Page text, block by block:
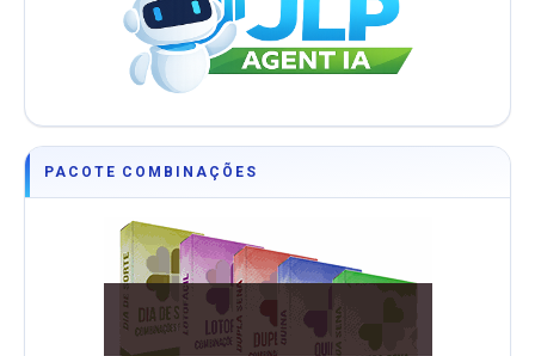
PACOTE COMBINAÇÕES